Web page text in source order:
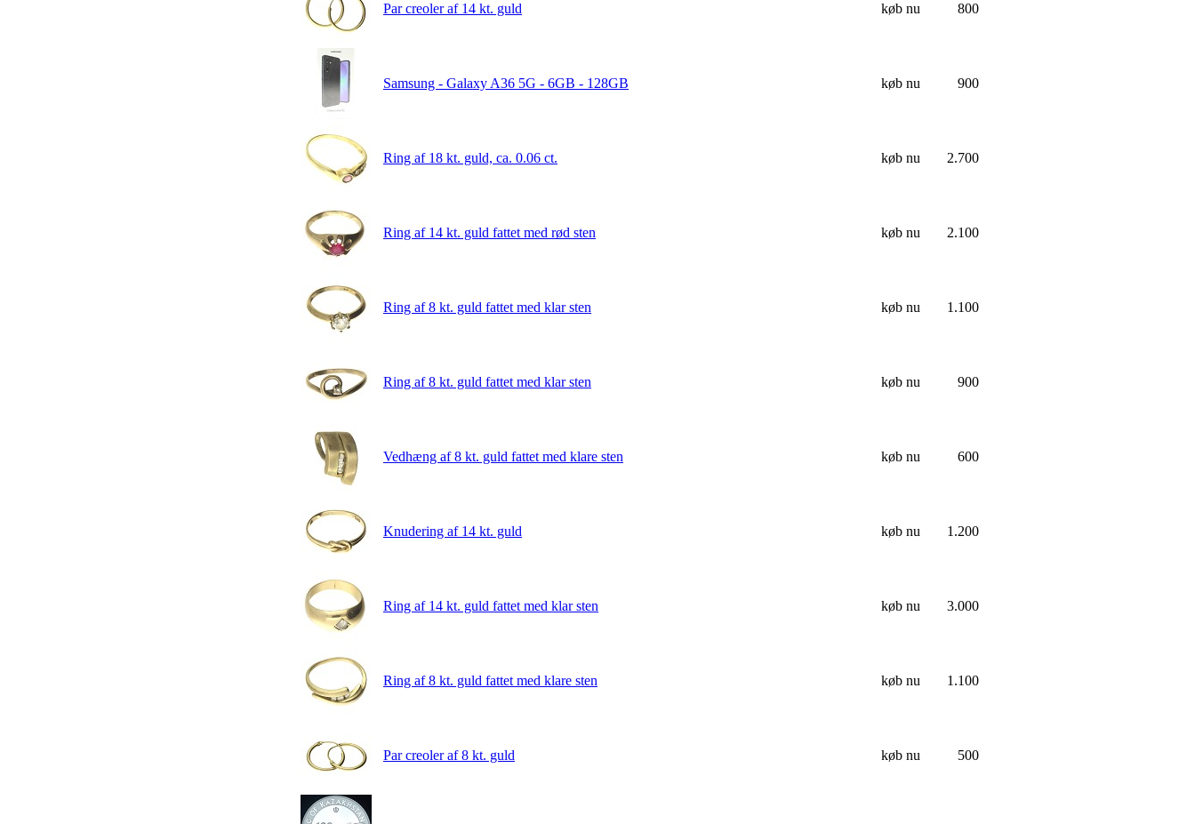
Par creoler af 14 kt. guld køb nu 800
Samsung - Galaxy A36 5G - 6GB - 128GB køb nu 900
Ring af 18 kt. guld, ca. 0.06 ct. køb nu 2.700
Ring af 14 kt. guld fattet med rød sten køb nu 2.100
Ring af 8 kt. guld fattet med klar sten køb nu 1.100
Ring af 8 kt. guld fattet med klar sten køb nu 900
Vedhæng af 8 kt. guld fattet med klare sten køb nu 600
Knudering af 14 kt. guld køb nu 1.200
Ring af 14 kt. guld fattet med klar sten køb nu 3.000
Ring af 8 kt. guld fattet med klare sten køb nu 1.100
Par creoler af 8 kt. guld køb nu 500